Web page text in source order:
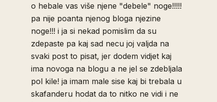
o hebale vas više njene "debele" noge!!!!!
pa nije poanta njenog bloga njezine
noge!!! i ja si nekad pomislim da su
zdepaste pa kaj sad necu joj valjda na
svaki post to pisat, jer dodem vidjet kaj
ima novoga na blogu a ne jel se zdebljala
pol kile! ja imam male sise kaj bi trebala u
skafanderu hodat da to nitko ne vidi i ne